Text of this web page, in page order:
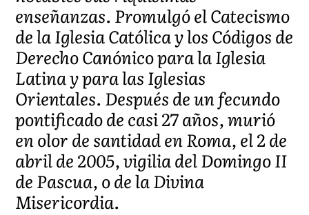
enseñanzas. Promulgó el Catecismo
de la Iglesia Católica y los Códigos de
Derecho Canónico para la Iglesia
Latina y para las Iglesias
Orientales. Después de un fecundo
pontificado de casi 27 años, murió
en olor de santidad en Roma, el 2 de
abril de 2005, vigilia del Domingo II
de Pascua, o de la Divina
Misericordia.